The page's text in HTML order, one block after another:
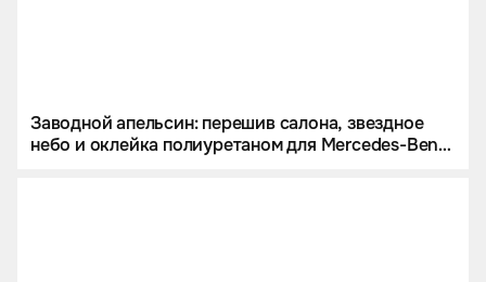
Заводной апельсин: перешив салона, звездное
небо и оклейка полиуретаном для Mercedes-Benz